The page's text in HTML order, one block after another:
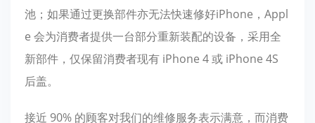
池；如果通过更换部件亦无法快速修好iPhone，Appl
e 会为消费者提供一台部分重新装配的设备，采用全
新部件，仅保留消费者现有 iPhone 4 或 iPhone 4S
后盖。
接近 90% 的顾客对我们的维修服务表示满意，而消费